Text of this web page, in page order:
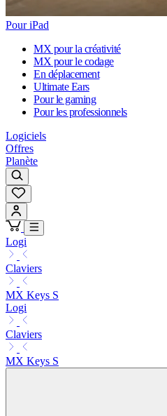
Pour iPad
MX pour la créativité
MX pour le codage
En déplacement
Ultimate Ears
Pour le gaming
Pour les professionnels
Logiciels
Offres
Planète
Logi
Claviers
MX Keys S
Logi
Claviers
MX Keys S